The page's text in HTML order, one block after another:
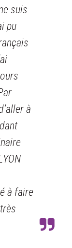
suis
pu
à
à faire